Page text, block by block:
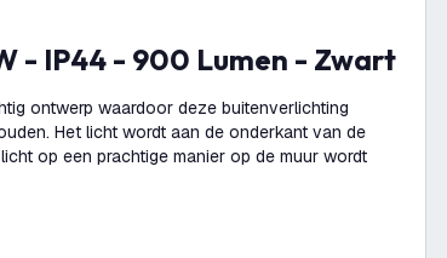
- IP44 - 900 Lumen - Zwart
ontwerp waardoor deze buitenverlichting
Het licht wordt aan de onderkant van de
op een prachtige manier op de muur wordt